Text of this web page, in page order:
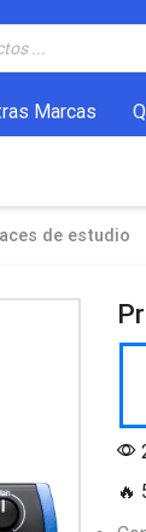
Marcas
de estudio
🔥